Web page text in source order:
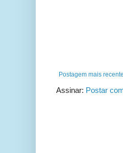
Postagem mais recente
Assinar: Postar